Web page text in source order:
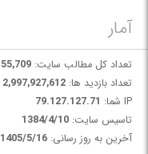
آمار
تعداد کل مطالب سایت: 55,709
تعداد بازدید ها: 2,997,927,612
IP شما:
79.127.127.71
تاسیس سایت: 1384/4/10
آخرین به روز رسانی: 1405/5/16